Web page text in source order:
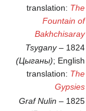
translation: The
Fountain of
Bakhchisaray
1824 –
Tsygany
(Цыганы); English
translation: The
Gypsies
1825 –
Graf Nulin